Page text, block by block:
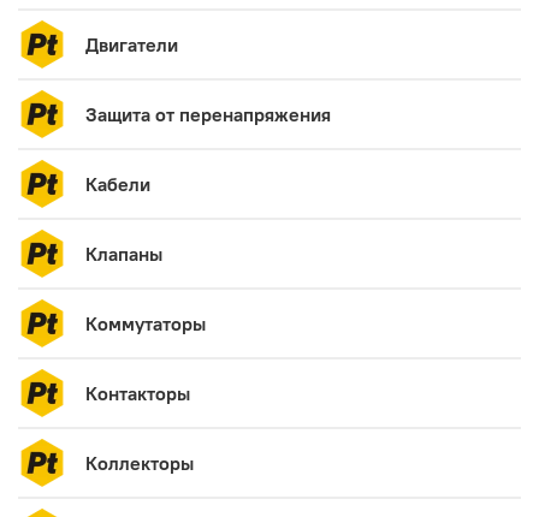
Двигатели
Защита от перенапряжения
Кабели
Клапаны
Коммутаторы
Контакторы
Коллекторы